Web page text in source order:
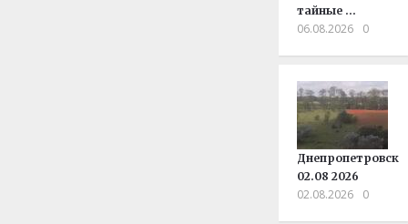
тайные …
06.08.2026 0
Днепропетровск
02.08 2026
02.08.2026 0